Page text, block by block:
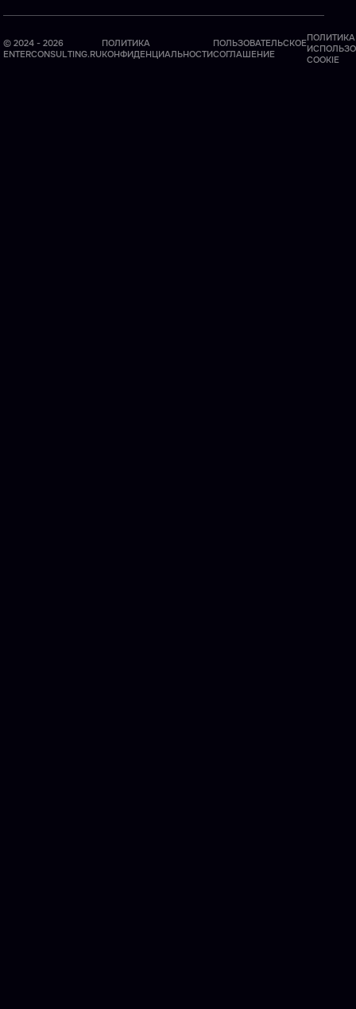
© 2024 - 2026
ENTERCONSULTING.RU
ПОЛИТИКА
КОНФИДЕНЦИАЛЬНОСТИ
ПОЛЬЗОВАТЕЛЬСКОЕ
СОГЛАШЕНИЕ
ПОЛИТИКА
COOKIE